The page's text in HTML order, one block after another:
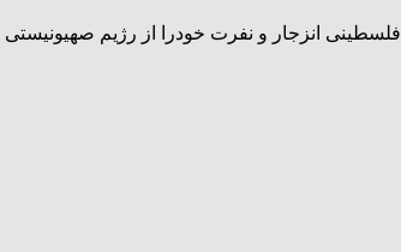
انزجار و نفرت خودرا از رژیم صهیونیستی